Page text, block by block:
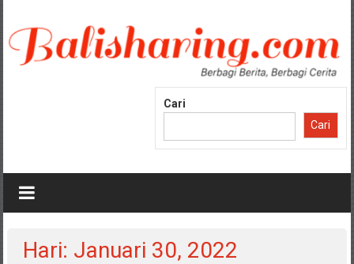
konten
Cari
Cari
Hari: Januari 30, 2022